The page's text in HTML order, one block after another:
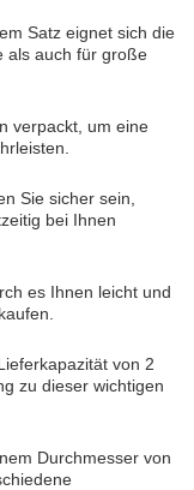
Satz eignet sich die
als auch für große
verpackt, um eine
Sie sicher sein,
bei Ihnen
es Ihnen leicht und
von 2
zu dieser wichtigen
Durchmesser von